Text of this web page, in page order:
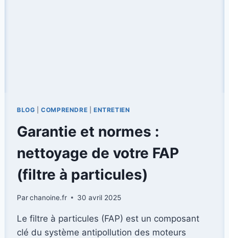
BLOG |COMPRENDRE ENTRETIEN
Garantie et normes :
nettoyage de votre FAP
(filtre à particules)
Parchanoine.fr 30 avril 2025
Le filtre à particules (FAP) est un composant
clé du système antipollution des moteurs